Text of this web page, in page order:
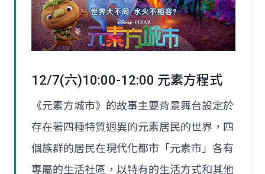
12/7(六)10:00-12:00 元素方程式
《元素方城市》的故事主要背景舞台設定於
存在著四種特質迥異的元素居民的世界，四
個族群的居民在現代化都市「元素市」各有
專屬的生活社區，以特有的生活方式和其他